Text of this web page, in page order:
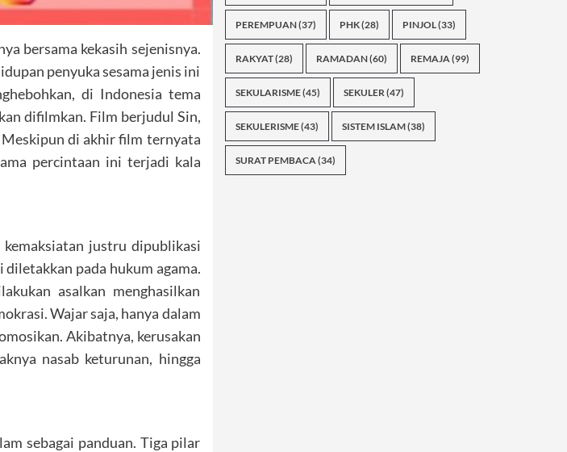
bersama kekasih sejenisnya.
penyuka sesama jenis ini
di Indonesia tema
difilmkan. Film berjudul Sin,
di akhir film ternyata
percintaan ini terjadi kala
kemaksiatan justru dipublikasi
pada hukum agama.
asalkan menghasilkan
Wajar saja, hanya dalam
Akibatnya, kerusakan
nasab keturunan, hingga
sebagai panduan. Tiga pilar
PEREMPUAN(37) PHK(28) PINJOL(33)
RAKYAT(28) RAMADAN(60) REMAJA(99)
SEKULARISME(45) SEKULER(47)
SEKULERISME(43) SISTEM ISLAM(38)
SURAT PEMBACA(34)